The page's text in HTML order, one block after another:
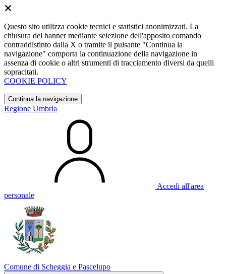
Questo sito utilizza cookie tecnici e statistici anonimizzati. La
chiusura del banner mediante selezione dell'apposito comando
contraddistinto dalla X o tramite il pulsante "Continua la
navigazione" comporta la continuazione della navigazione in
assenza di cookie o altri strumenti di tracciamento diversi da quelli
sopracitati.
COOKIE POLICY
Continua la navigazione
Regione Umbria
Accedi all'area
personale
Comune di Scheggia e Pascelupo